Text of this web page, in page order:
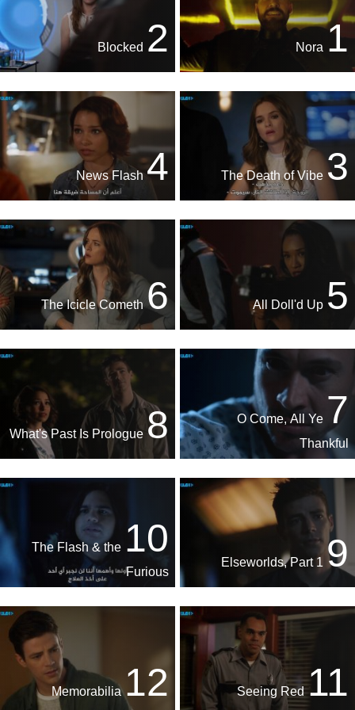
1
2
3
4
5
6
The Icicle Cometh
7
O Come, All Ye
Thankful
8
9
10
The Flash & the
Furious
11
Seeing Red
12
Memorabilia